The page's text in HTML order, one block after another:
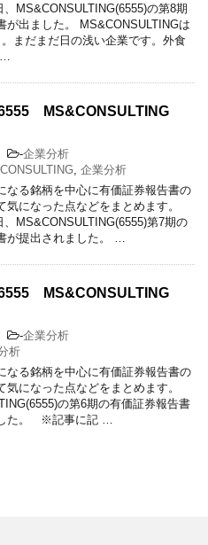
、MS&CONSULTING(6555)の第8期
が出ました。 MS&CONSULTINGは
。まだまだ日の浅い企業です。外食
MS&CONSULTING
-企業分析
企業分析
なる銘柄を中心に有価証券報告書の
気になった点などをまとめます。
、MS&CONSULTING(6555)第7期の
が提出されました。 …
MS&CONSULTING
-企業分析
析
なる銘柄を中心に有価証券報告書の
気になった点などをまとめます。
の第6期の有価証券報告書
た。 ※記事に記 …